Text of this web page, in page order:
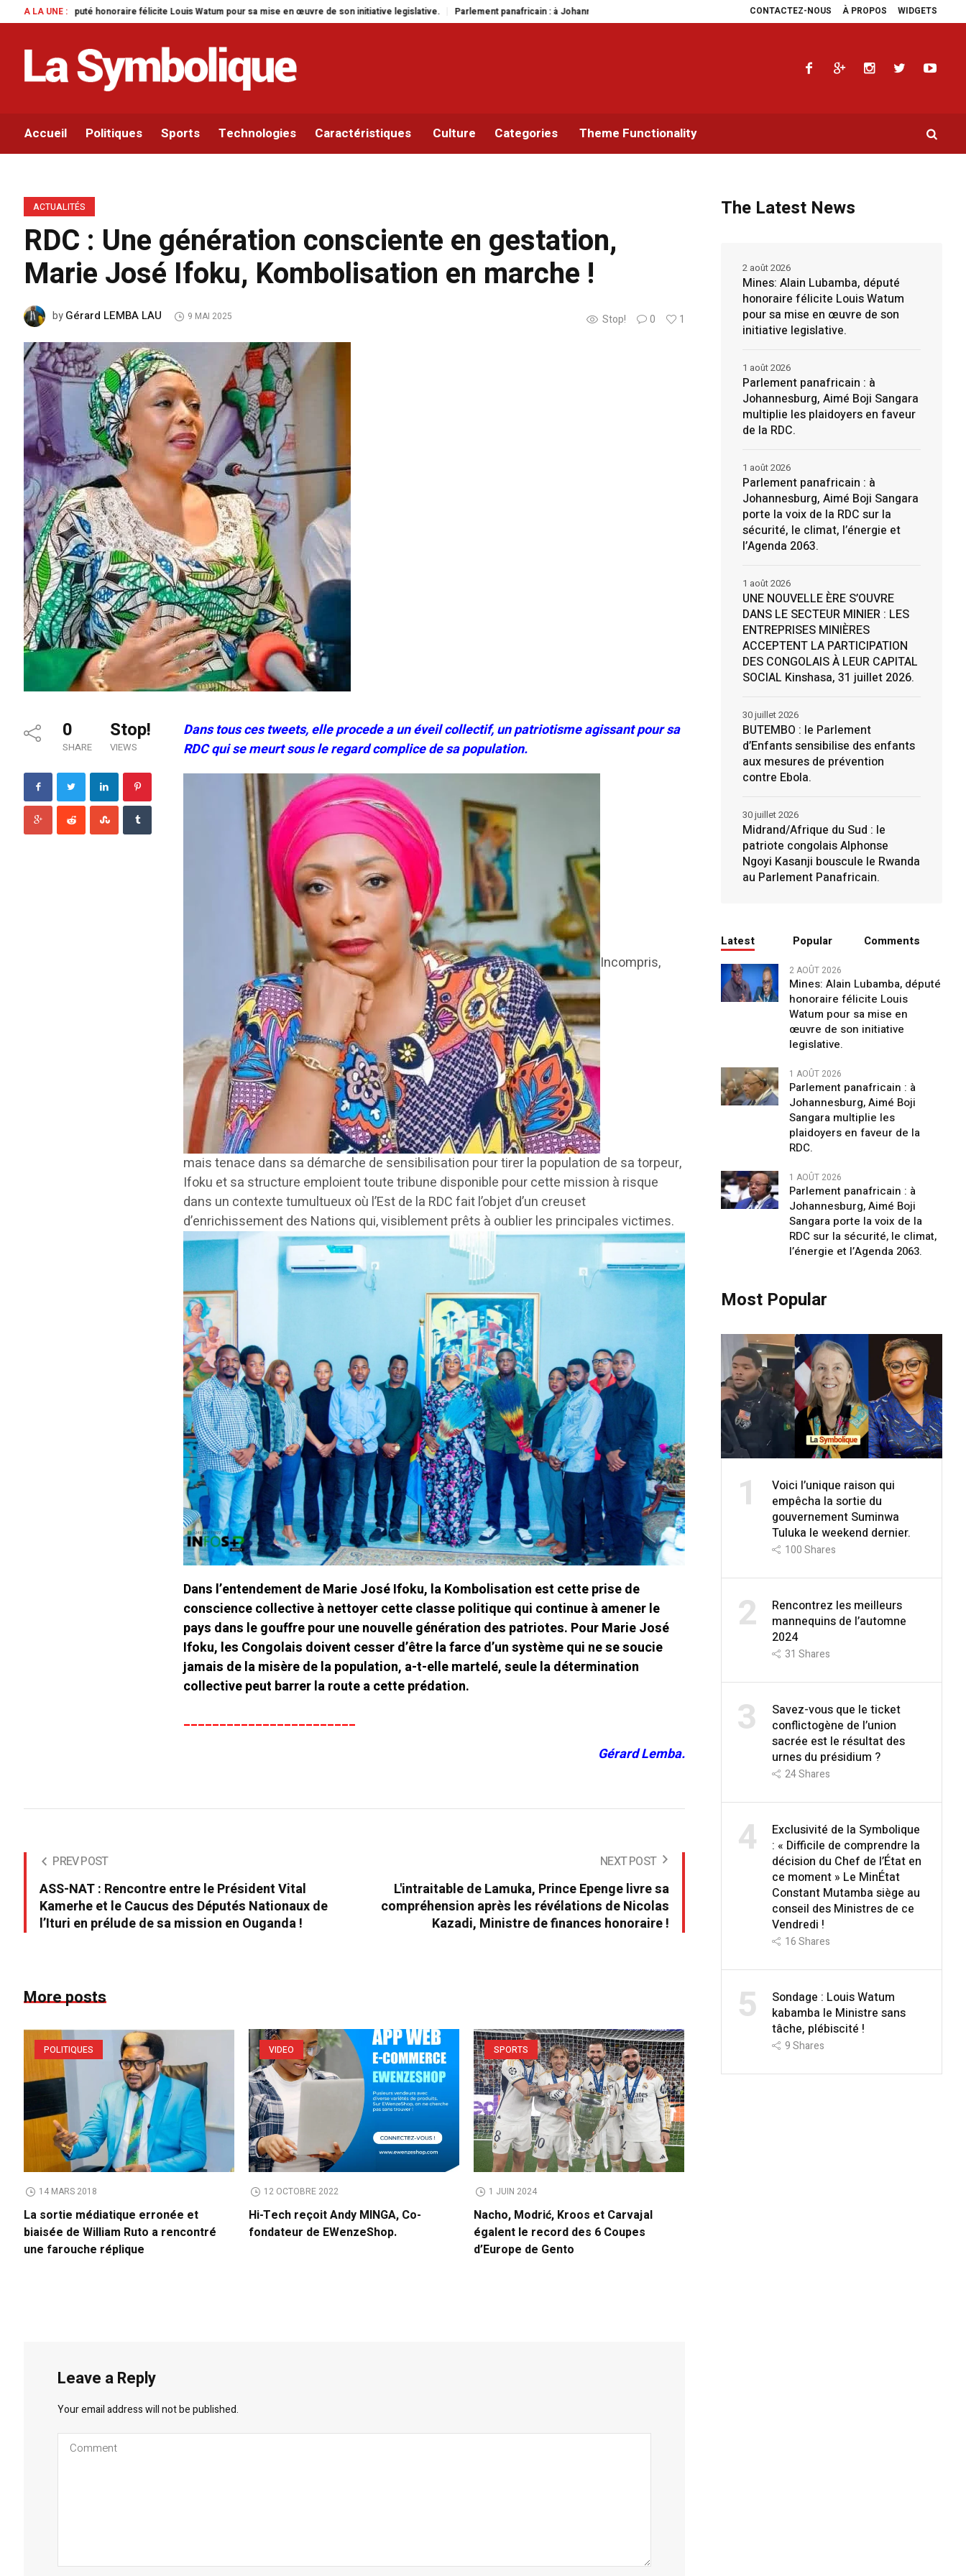
CONTACTEZ-NOUS À PROPOS WIDGETS
A LA UNE :
félicite Louis Watum pour sa mise en œuvre de son initiative legislative. Parlement panafricain : à Johannesburg, Aimé Boji Sangara multiplie les plaidoyers en faveur de la RDC. Parlement panafricain : à Johannesburg,
Accueil Politiques Sports Technologies Caractéristiques Culture Categories Theme Functionality
ACTUALITÉS
RDC : Une génération consciente en gestation,
Marie José Ifoku, Kombolisation en marche !
Stop! 0 1
byGérard LEMBA LAU 9 MAI 2025
0
SHARE
Stop!
VIEWS
Dans tous ces tweets, elle procede a un éveil collectif, un patriotisme agissant pour sa
RDC qui se meurt sous le regard complice de sa population.
Incompris,
mais tenace dans sa démarche de sensibilisation pour tirer la population de sa torpeur,
Ifoku et sa structure emploient toute tribune disponible pour cette mission à risque
dans un contexte tumultueux où l’Est de la RDC fait l’objet d’un creuset
d’enrichissement des Nations qui, visiblement prêts à oublier les principales victimes.
Dans l’entendement de Marie José Ifoku, la Kombolisation est cette prise de
conscience collective à nettoyer cette classe politique qui continue à amener le
pays dans le gouffre pour une nouvelle génération des patriotes. Pour Marie José
Ifoku, les Congolais doivent cesser d’être la farce d’un système qui ne se soucie
jamais de la misère de la population, a-t-elle martelé, seule la détermination
collective peut barrer la route a cette prédation.
________________________
Gérard Lemba.
PREV POST
ASS-NAT : Rencontre entre le Président Vital
Kamerhe et le Caucus des Députés Nationaux de
l’Ituri en prélude de sa mission en Ouganda !
NEXT POST
L'intraitable de Lamuka, Prince Epenge livre sa
compréhension après les révélations de Nicolas
Kazadi, Ministre de finances honoraire !
More posts
POLITIQUES
14 MARS 2018
La sortie médiatique erronée et
biaisée de William Ruto a rencontré
une farouche réplique
VIDEO
12 OCTOBRE 2022
Hi-Tech reçoit Andy MINGA, Co-
fondateur de EWenzeShop.
SPORTS
1 JUIN 2024
Nacho, Modrić, Kroos et Carvajal
égalent le record des 6 Coupes
d’Europe de Gento
Leave a Reply
Your email address will not be published.
The Latest News
Mines: Alain Lubamba, député
honoraire félicite Louis Watum
pour sa mise en œuvre de son
initiative legislative.
2 août 2026
Parlement panafricain : à
Johannesburg, Aimé Boji Sangara
multiplie les plaidoyers en faveur
de la RDC.
1 août 2026
Parlement panafricain : à
Johannesburg, Aimé Boji Sangara
porte la voix de la RDC sur la
sécurité, le climat, l’énergie et
l’Agenda 2063.
1 août 2026
UNE NOUVELLE ÈRE S’OUVRE
DANS LE SECTEUR MINIER : LES
ENTREPRISES MINIÈRES
ACCEPTENT LA PARTICIPATION
DES CONGOLAIS À LEUR CAPITAL
SOCIAL Kinshasa, 31 juillet 2026.
1 août 2026
BUTEMBO : le Parlement
d’Enfants sensibilise des enfants
aux mesures de prévention
contre Ebola.
30 juillet 2026
Midrand/Afrique du Sud : le
patriote congolais Alphonse
Ngoyi Kasanji bouscule le Rwanda
au Parlement Panafricain.
30 juillet 2026
Latest Popular Comments
2 AOÛT 2026
Mines: Alain Lubamba, député
honoraire félicite Louis
Watum pour sa mise en
œuvre de son initiative
legislative.
1 AOÛT 2026
Parlement panafricain : à
Johannesburg, Aimé Boji
Sangara multiplie les
plaidoyers en faveur de la
RDC.
1 AOÛT 2026
Parlement panafricain : à
Johannesburg, Aimé Boji
Sangara porte la voix de la
RDC sur la sécurité, le climat,
l’énergie et l’Agenda 2063.
Most Popular
1
Voici l’unique raison qui
empêcha la sortie du
gouvernement Suminwa
Tuluka le weekend dernier.
100Shares
2
Rencontrez les meilleurs
mannequins de l’automne
2024
31 Shares
3
Savez-vous que le ticket
conflictogène de l’union
sacrée est le résultat des
urnes du présidium ?
24Shares
4
Exclusivité de la Symbolique
: « Difficile de comprendre la
décision du Chef de l’État en
ce moment » Le MinÉtat
Constant Mutamba siège au
conseil des Ministres de ce
Vendredi !
16Shares
5
Sondage : Louis Watum
kabamba le Ministre sans
tâche, plébiscité !
9Shares